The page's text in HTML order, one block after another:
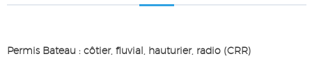
Permis Bateau : côtier, fluvial, hauturier, radio (CRR)